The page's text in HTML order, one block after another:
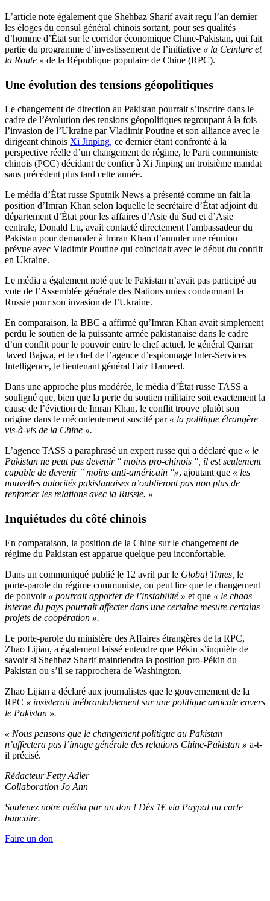
L’article note également que Shehbaz Sharif avait reçu l’an dernier
les éloges du consul général chinois sortant, pour ses qualités
d’homme d’État sur le corridor économique Chine-Pakistan, qui fait
partie du programme d’investissement de l’initiative « la Ceinture et
la Route » de la République populaire de Chine (RPC).
Une évolution des tensions géopolitiques
Le changement de direction au Pakistan pourrait s’inscrire dans le
cadre de l’évolution des tensions géopolitiques regroupant à la fois
l’invasion de l’Ukraine par Vladimir Poutine et son alliance avec le
dirigeant chinois Xi Jinping, ce dernier étant confronté à la
perspective réelle d’un changement de régime, le Parti communiste
chinois (PCC) décidant de confier à Xi Jinping un troisième mandat
sans précédent plus tard cette année.
Le média d’État russe Sputnik News a présenté comme un fait la
position d’Imran Khan selon laquelle le secrétaire d’État adjoint du
département d’État pour les affaires d’Asie du Sud et d’Asie
centrale, Donald Lu, avait contacté directement l’ambassadeur du
Pakistan pour demander à Imran Khan d’annuler une réunion
prévue avec Vladimir Poutine qui coïncidait avec le début du conflit
en Ukraine.
Le média a également noté que le Pakistan n’avait pas participé au
vote de l’Assemblée générale des Nations unies condamnant la
Russie pour son invasion de l’Ukraine.
En comparaison, la BBC a affirmé qu’Imran Khan avait simplement
perdu le soutien de la puissante armée pakistanaise dans le cadre
d’un conflit pour le pouvoir entre le chef actuel, le général Qamar
Javed Bajwa, et le chef de l’agence d’espionnage Inter-Services
Intelligence, le lieutenant général Faiz Hameed.
Dans une approche plus modérée, le média d’État russe TASS a
souligné que, bien que la perte du soutien militaire soit exactement la
cause de l’éviction de Imran Khan, le conflit trouve plutôt son
origine dans le mécontentement suscité par « la politique étrangère
vis-à-vis de la Chine ».
L’agence TASS a paraphrasé un expert russe qui a déclaré que « le
Pakistan ne peut pas devenir " moins pro-chinois ", il est seulement
capable de devenir " moins anti-américain "», ajoutant que « les
nouvelles autorités pakistanaises n’oublieront pas non plus de
renforcer les relations avec la Russie. »
Inquiétudes du côté chinois
En comparaison, la position de la Chine sur le changement de
régime du Pakistan est apparue quelque peu inconfortable.
Dans un communiqué publié le 12 avril par le Global Times, le
porte-parole du régime communiste, on peut lire que le changement
de pouvoir « pourrait apporter de l’instabilité » et que « le chaos
interne du pays pourrait affecter dans une certaine mesure certains
projets de coopération ».
Le porte-parole du ministère des Affaires étrangères de la RPC,
Zhao Lijian, a également laissé entendre que Pékin s’inquiète de
savoir si Shehbaz Sharif maintiendra la position pro-Pékin du
Pakistan ou s’il se rapprochera de Washington.
Zhao Lijian a déclaré aux journalistes que le gouvernement de la
RPC « insisterait inébranlablement sur une politique amicale envers
le Pakistan ».
« Nous pensons que le changement politique au Pakistan
n’affectera pas l’image générale des relations Chine-Pakistan » a-t-
il précisé.
Rédacteur Fetty Adler
Collaboration Jo Ann
Soutenez notre média par un don ! Dès 1€ via Paypal ou carte
bancaire.
Faire un don